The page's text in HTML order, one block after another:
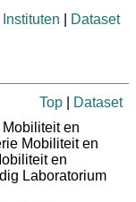
Instituten Dataset
Top
Dataset
en
Mobiliteit en
en
Laboratorium